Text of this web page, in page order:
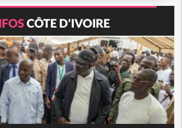
CÔTE D'IVOIRE